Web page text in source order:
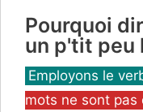
Pourquoi
un p'tit peu
Catégories
Employons le
mots ne sont pas